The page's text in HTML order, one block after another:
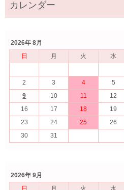
2026年 8月
日
月 火 水
2
3 4 5
9
10 11 12
16
17 18 19
23
24 25 26
30
31
2026年 9月
日
月 火 水